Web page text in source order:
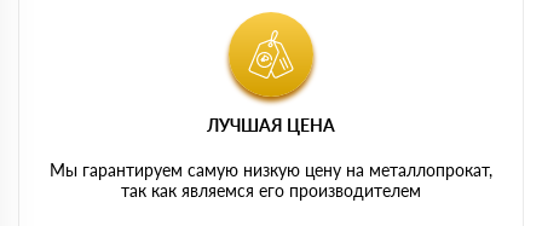
ЛУЧШАЯ ЦЕНА
Мы гарантируем самую низкую цену на металлопрокат,
так как являемся его производителем